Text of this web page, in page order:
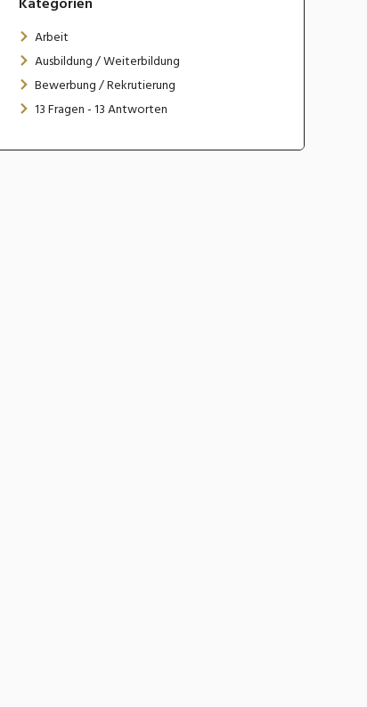
Arbeit
Ausbildung / Weiterbildung
Bewerbung / Rekrutierung
13 Fragen - 13 Antworten